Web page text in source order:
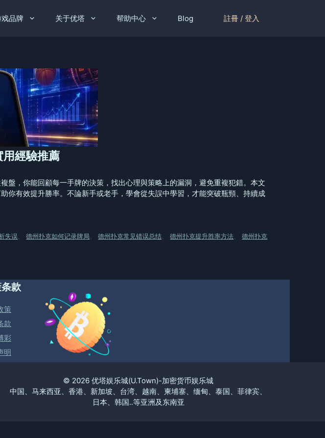
品牌 关于优塔 帮助中心 Blog 註冊 / 登入
經驗推薦
盤，你能回顧每一手牌的決策，找出心理與策略上的漏洞，避免重複犯錯。本文
你有效提升勝率。不論新手或老手，學會從失誤中學習，才能突破瓶頸、持續成
失误 、德州扑克如何记录牌局 、德州扑克常见错误总结 、德州扑克提升胜率方法 、德州扑克
款
策
款
彩
明
© 2026 优塔娱乐城(U.Town)-加密货币娱乐城
中国、马来西亚、香港、新加坡、台湾、越南、柬埔寨、缅甸、泰国、菲律宾、
日本、韩国..等亚洲及东南亚